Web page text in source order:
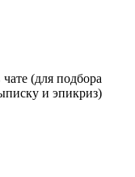
(для подбора
и эпикриз)